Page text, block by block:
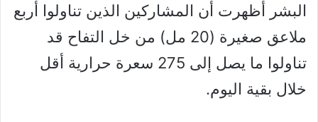
البشر أظهرت أن المشاركين الذين تناولوا أربع
ملاعق صغيرة (20 مل) من خل التفاح قد
تناولوا ما يصل إلى 275 سعرة حرارية أقل
خلال بقية اليوم.